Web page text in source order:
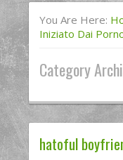
You Are Here:
Iniziato Dai
Category
hatoful